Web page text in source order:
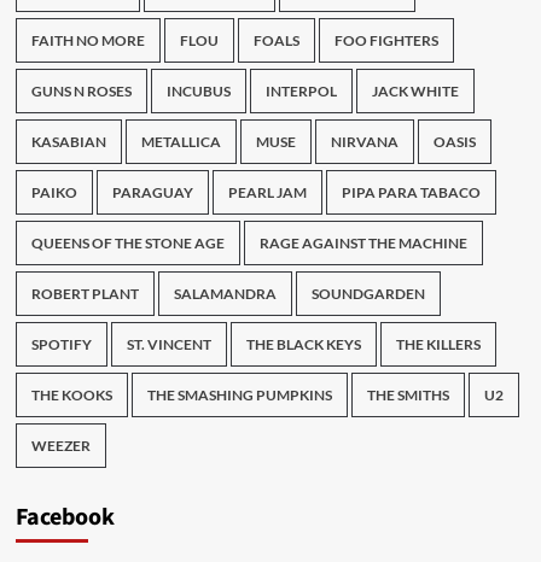
FAITH NO MORE FLOU FOALS FOO FIGHTERS
GUNS N ROSES INCUBUS INTERPOL JACK WHITE
KASABIAN METALLICA MUSE NIRVANA OASIS
PAIKO PARAGUAY PEARL JAM PIPA PARA TABACO
QUEENS OF THE STONE AGE RAGE AGAINST THE MACHINE
ROBERT PLANT SALAMANDRA SOUNDGARDEN
SPOTIFY ST. VINCENT THE BLACK KEYS THE KILLERS
THE KOOKS THE SMASHING PUMPKINS THE SMITHS U2
WEEZER
Facebook